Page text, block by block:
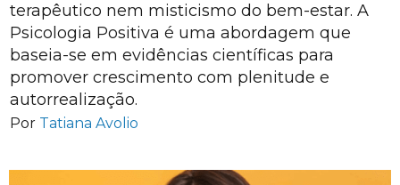
terapêutico nem misticismo do bem-estar. A
Psicologia Positiva é uma abordagem que
baseia-se em evidências científicas para
promover crescimento com plenitude e
autorrealização.
Por Tatiana Avolio